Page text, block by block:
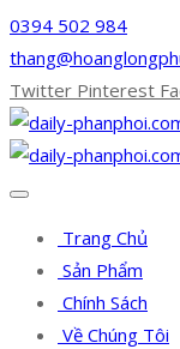
0394 502 984
Twitter Pinterest
Trang Chủ
Sản Phẩm
Chính Sách
Về Chúng Tôi